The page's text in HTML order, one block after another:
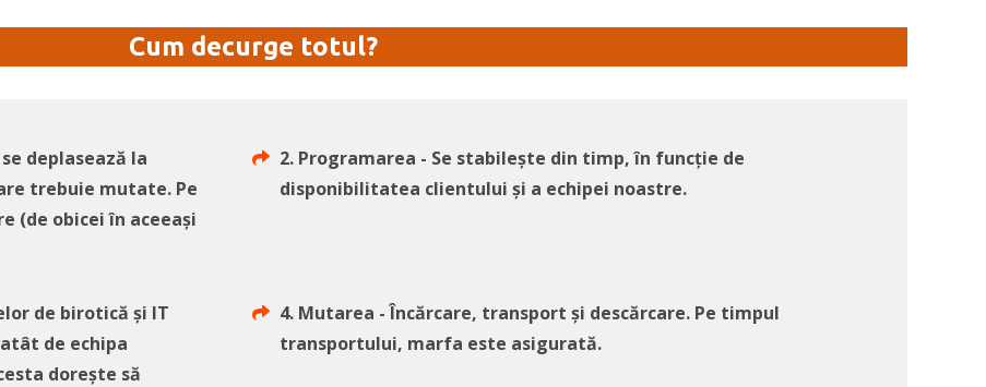
Cum decurge totul?
deplasează la
trebuie mutate. Pe
(de obicei în aceeași
2. Programarea - Se stabilește din timp, în funcție de
disponibilitatea clientului și a echipei noastre.
de birotică și IT
de echipa
dorește să
4. Mutarea - Încărcare, transport și descărcare. Pe timpul
transportului, marfa este asigurată.